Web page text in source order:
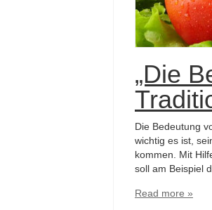
„Die
Die Bedeutung
wichtig es ist,
kommen. Mit
soll am Beispiel
Read more »